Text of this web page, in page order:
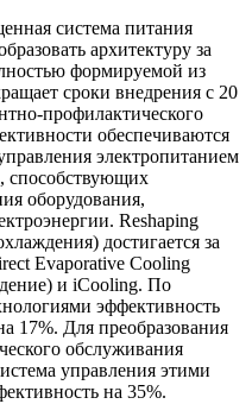
система питания
архитектуру за
формируемой из
сроки внедрения с 20
профилактического
обеспечиваются
электропитанием
способствующих
оборудования,
Reshaping
достигается за
Evaporative Cooling
и iCooling. По
эффективность
17%. Для преобразования
обслуживания
управления этими
на 35%.